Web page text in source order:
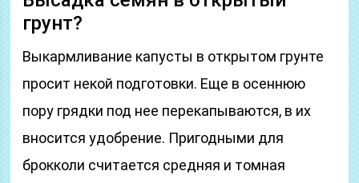
грунт?
Выкармливание капусты в открытом грунте
просит некой подготовки. Еще в осеннюю
пору грядки под нее перекапываются, в их
вносится удобрение. Пригодными для
брокколи считается средняя и томная